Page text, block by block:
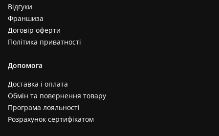
Відгуки
Франшиза
Договір оферти
Політика приватності
Допомога
Доставка і оплата
Обмін та повернення товару
Програма лояльності
Розрахунок сертифікатом